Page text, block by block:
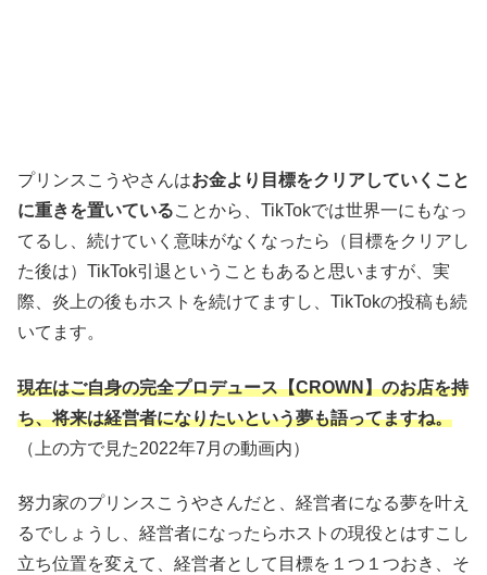
プリンスこうやさんはお金より目標をクリアしていくこと
に重きを置いていることから、TikTokでは世界一にもなっ
てるし、続けていく意味がなくなったら（目標をクリアし
た後は）TikTok引退ということもあると思いますが、実
際、炎上の後もホストを続けてますし、TikTokの投稿も続
いてます。
現在はご自身の完全プロデュース【CROWN】のお店を持
ち、将来は経営者になりたいという夢も語ってますね。
（上の方で見た2022年7月の動画内）
努力家のプリンスこうやさんだと、経営者になる夢を叶え
るでしょうし、経営者になったらホストの現役とはすこし
立ち位置を変えて、経営者として目標を１つ１つおき、そ